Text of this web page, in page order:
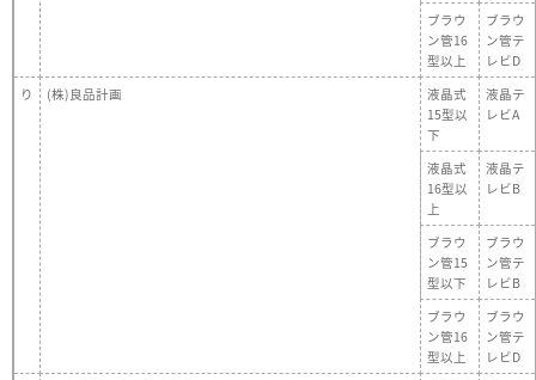
ブラウ
ン管16
型以上
ブラウ
ン管テ
レビD
り
(株)良品計画
液晶式
15型以
下
液晶テ
レビA
液晶式
16型以
上
液晶テ
レビB
ブラウ
ン管15
型以下
ブラウ
ン管テ
レビB
ブラウ
ン管16
型以上
ブラウ
ン管テ
レビD